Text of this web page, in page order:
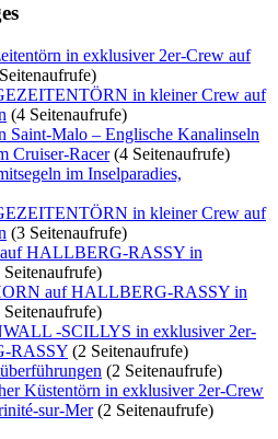
in exklusiver 2er-Crew auf
in kleiner Crew auf
(4 Seitenaufrufe)
Saint-Malo – Englische Kanalinseln
Cruiser-Racer(4 Seitenaufrufe)
im Inselparadies,
in kleiner Crew auf
(3 Seitenaufrufe)
auf HALLBERG-RASSY in
Seitenaufrufe)
auf HALLBERG-RASSY in
Seitenaufrufe)
-SCILLYS in exklusiver 2er-
RASSY (2 Seitenaufrufe)
(2 Seitenaufrufe)
Küstentörn in exklusiver 2er-Crew
sur-Mer(2 Seitenaufrufe)